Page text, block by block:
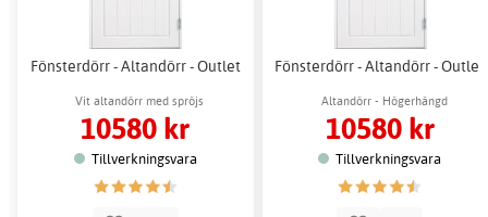
Fönsterdörr - Altandörr - Outlet
Vit altandörr med spröjs
10580 kr
Tillverkningsvara
Fönsterdörr - Altandörr - Outlet
Altandörr - Högerhängd
10580 kr
Tillverkningsvara